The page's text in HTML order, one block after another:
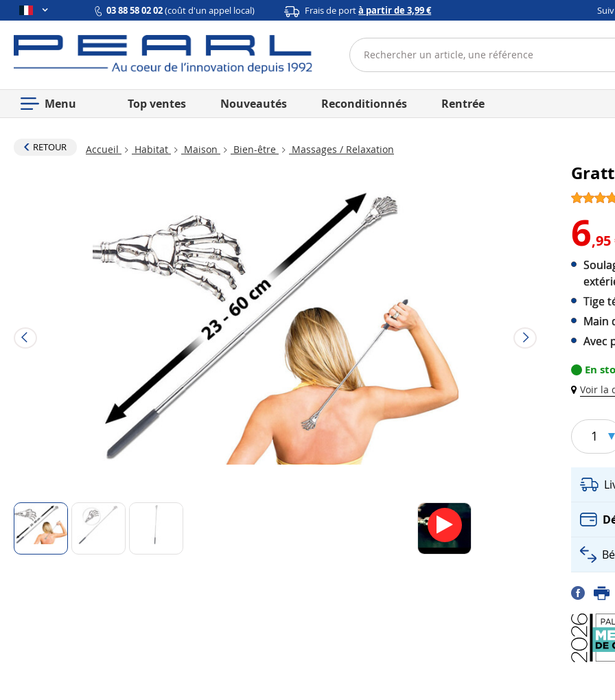
03 88 58 02 02(coût d'un appel local) Frais de portà partir de 3,99 €
Menu Top ventes Nouveautés Reconditionnés Rentrée
RETOUR Accueil Habitat Maison Bien-être Massages / Relaxation
6,95
Tige
Main
Avec
En
Voir la
1